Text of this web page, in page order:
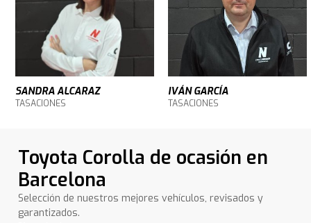
SANDRA ALCARAZ
TASACIONES
IVÁN GARCÍA
TASACIONES
Toyota Corolla de ocasión en
Barcelona
Selección de nuestros mejores vehículos, revisados y
garantizados.